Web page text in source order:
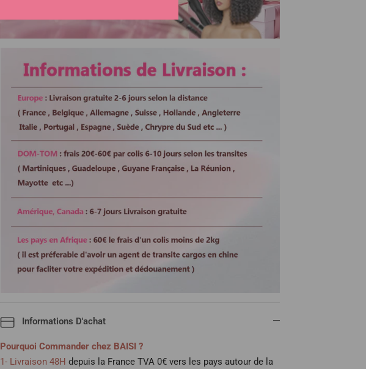
Informations D'achat
Pourquoi Commander chez BAISI ?
1- Livraison 48H depuis la France TVA 0€ vers les pays autour de la